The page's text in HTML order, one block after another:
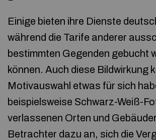
Einige bieten ihre Dienste
während die Tarife anderer
bestimmten Gegenden gebucht
können. Auch diese Bildwirkung
Motivauswahl etwas für sich
beispielsweise Schwarz-Weiß-
verlassenen Orten und
Betrachter dazu an, sich die